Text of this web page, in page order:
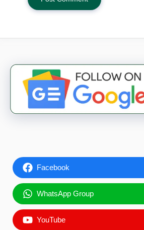
Facebook
WhatsApp Group
YouTube